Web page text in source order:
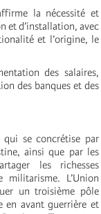
la nécessité et
et d’installation, avec
et l’origine, le
des salaires,
des banques et des
se concrétise par
ainsi que par les
les richesses
L’Union
un troisième pôle
avant guerrière et